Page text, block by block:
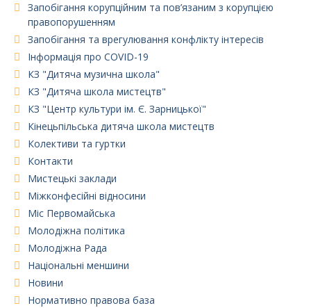
Запобігання корупційним та пов’язаним з корупцією
правопорушенням
Запобігання та врегулювання конфлікту інтересів
Інформація про COVID-19
КЗ "Дитяча музична школа"
КЗ "Дитяча школа мистецтв"
КЗ "Центр культури ім. Є. Зарницької"
Кінецьпільська дитяча школа мистецтв
Колективи та гуртки
Контакти
Мистецькі заклади
Міжконфесійні відносини
Міс Первомайська
Молодіжна політика
Молодіжна Рада
Національні меншини
Новини
Нормативно правова база